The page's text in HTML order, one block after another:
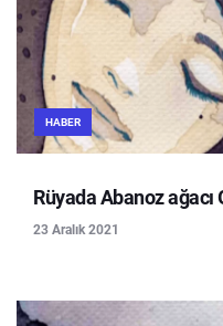
HABER
Rüyada Abanoz
23 Aralık 2021